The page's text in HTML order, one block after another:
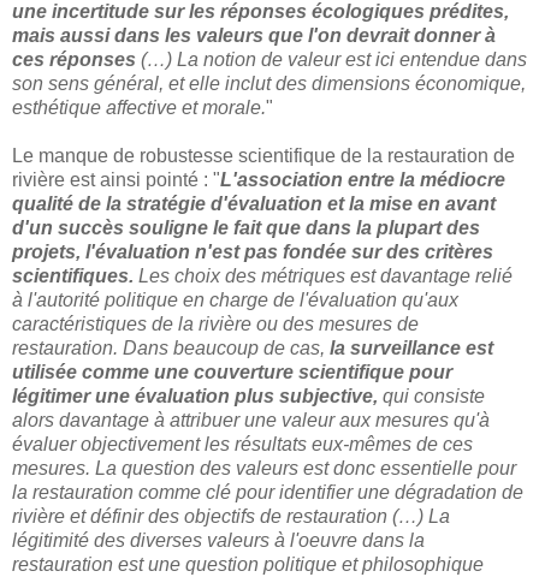
une incertitude sur les réponses écologiques prédites,
mais aussi dans les valeurs que l'on devrait donner à
ces réponses (…) La notion de valeur est ici entendue dans
son sens général, et elle inclut des dimensions économique,
esthétique affective et morale."
Le manque de robustesse scientifique de la restauration de
rivière est ainsi pointé : "L'association entre la médiocre
qualité de la stratégie d'évaluation et la mise en avant
d'un succès souligne le fait que dans la plupart des
projets, l'évaluation n'est pas fondée sur des critères
scientifiques. Les choix des métriques est davantage relié
à l'autorité politique en charge de l'évaluation qu'aux
caractéristiques de la rivière ou des mesures de
restauration. Dans beaucoup de cas, la surveillance est
utilisée comme une couverture scientifique pour
légitimer une évaluation plus subjective, qui consiste
alors davantage à attribuer une valeur aux mesures qu'à
évaluer objectivement les résultats eux-mêmes de ces
mesures. La question des valeurs est donc essentielle pour
la restauration comme clé pour identifier une dégradation de
rivière et définir des objectifs de restauration (…) La
légitimité des diverses valeurs à l'oeuvre dans la
restauration est une question politique et philosophique